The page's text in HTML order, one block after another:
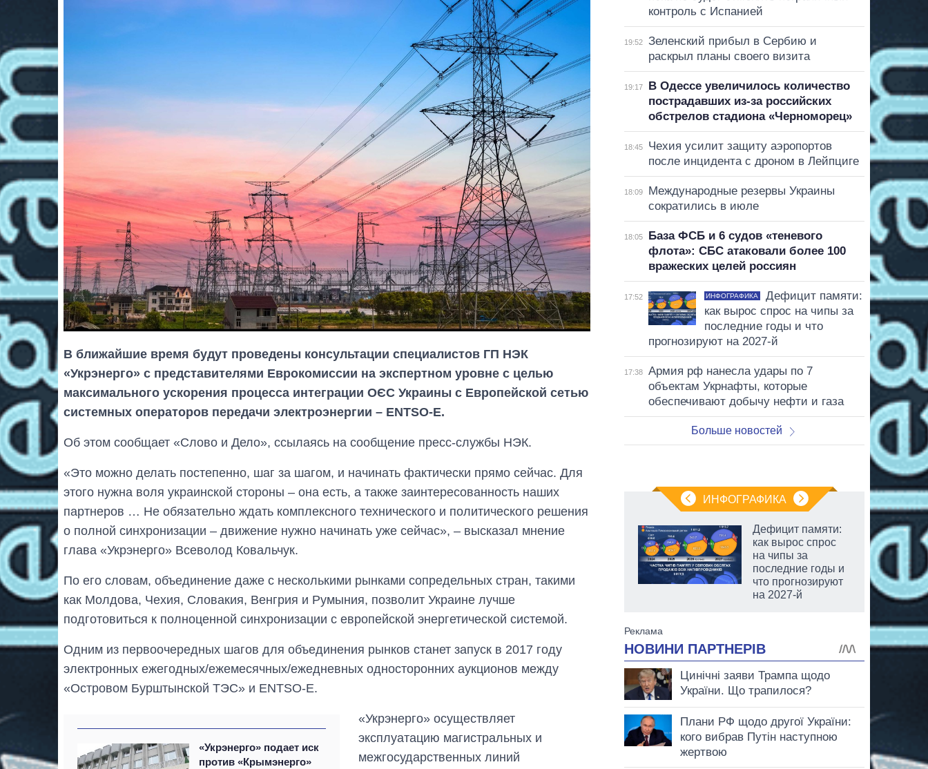
В ближайшие время будут проведены консультации специалистов ГП НЭК
«Укрэнерго» с представителями Еврокомиссии на экспертном уровне с целью
максимального ускорения процесса интеграции ОЄС Украины с Европейской сетью
системных операторов передачи электроэнергии – ENTSO-E.
Об этом сообщает «Слово и Дело», ссылаясь на сообщение пресс-службы НЭК.
«Это можно делать постепенно, шаг за шагом, и начинать фактически прямо сейчас. Для
этого нужна воля украинской стороны – она есть, а также заинтересованность наших
партнеров … Не обязательно ждать комплексного технического и политического решения
о полной синхронизации – движение нужно начинать уже сейчас», – высказал мнение
глава «Укрэнерго» Всеволод Ковальчук.
По его словам, объединение даже с несколькими рынками сопредельных стран, такими
как Молдова, Чехия, Словакия, Венгрия и Румыния, позволит Украине лучше
подготовиться к полноценной синхронизации с европейской энергетической системой.
Одним из первоочередных шагов для объединения рынков станет запуск в 2017 году
электронных ежегодных/ежемесячных/ежедневных односторонних аукционов между
«Островом Бурштынской ТЭС» и ENTSO-E.
«Укрэнерго» подает иск
против «Крымэнерго»
«Укрэнерго» осуществляет
эксплуатацию магистральных и
межгосударственных линий
контроль с Испанией
19:52
Зеленский прибыл в Сербию и
раскрыл планы своего визита
19:17
В Одессе увеличилось количество
пострадавших из-за российских
обстрелов стадиона «Черноморец»
18:45
Чехия усилит защиту аэропортов
после инцидента с дроном в Лейпциге
18:09
Международные резервы Украины
сократились в июле
18:05
База ФСБ и 6 судов «теневого
флота»: СБС атаковали более 100
вражеских целей россиян
17:52 ИНФОГРАФИКА
Дефицит памяти:
как вырос спрос на чипы за
последние годы и что
прогнозируют на 2027-й
17:38
Армия рф нанесла удары по 7
объектам Укрнафты, которые
обеспечивают добычу нефти и газа
Больше новостей
ИНФОГРАФИКА
От 1 месяца – до 5
руководителя СВР
Дефицит памяти:
как вырос спрос
на чипы за
последние годы и
что прогнозируют
на 2027-й